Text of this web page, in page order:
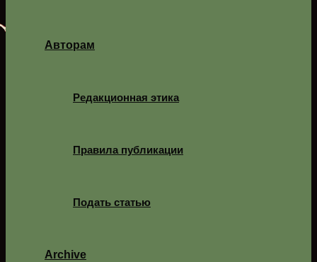
Авторам
Редакционная этика
Правила публикации
Подать статью
Archive